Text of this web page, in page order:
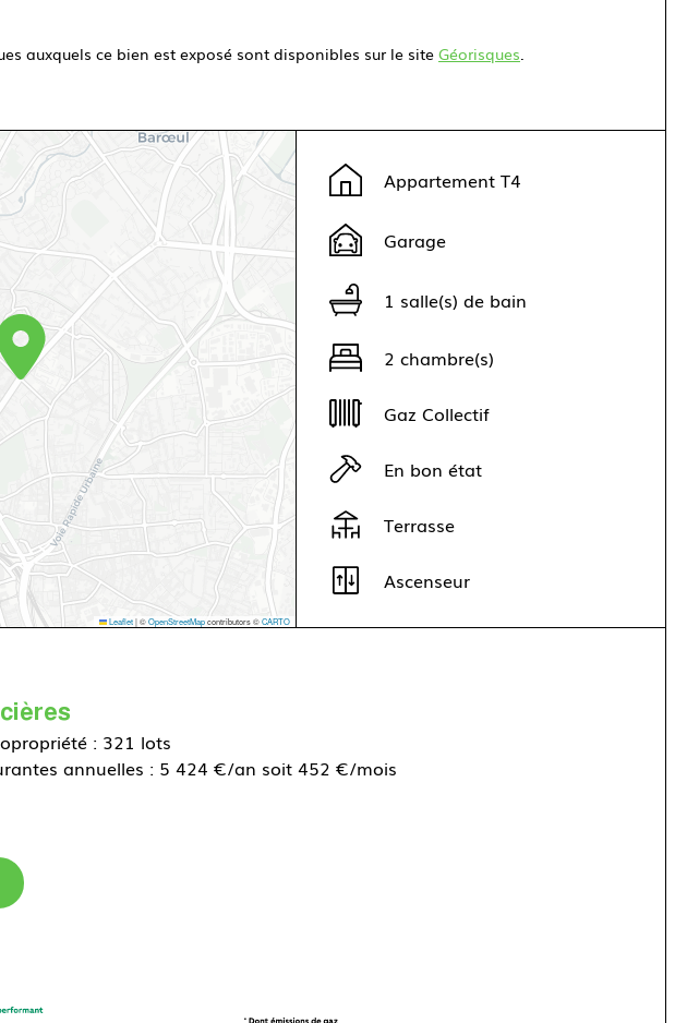
auxquels ce bien est exposé sont disponibles sur le site Géorisques.
Leaflet |©OpenStreetMapcontributors ©CARTO
Appartement T4
Garage
1 salle(s) de bain
2 chambre(s)
Gaz Collectif
En bon état
Terrasse
Ascenseur
: 321 lots
annuelles : 5 424 €/an soit 452 €/mois